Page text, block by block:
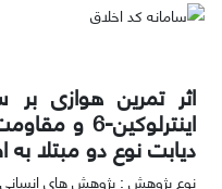
دیابت نوع دو مبتلا
نوع پژوهش : پژوهش های انسانی